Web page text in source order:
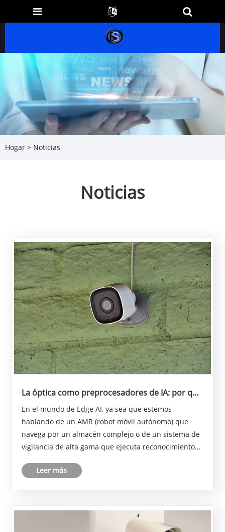
Hogar > Noticias
Noticias
La óptica como preprocesadores de IA: por qué
cortafuegos para el rendimiento de la IA
perimetral
En el mundo de Edge AI, ya sea que estemos
hablando de un AMR (robot móvil autónomo) que
navega por un almacén complejo o de un sistema de
vigilancia de alta gama que ejecuta reconocimiento
Leer más